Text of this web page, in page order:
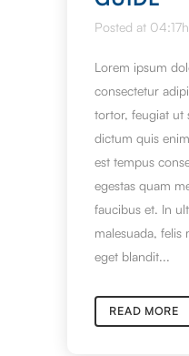
Posted at 04:17h
Lorem ipsum
consectetur
tortor, feugiat ut
dictum quis
est tempus
egestas quam
faucibus et. In
malesuada, felis
eget blandit...
READ MORE